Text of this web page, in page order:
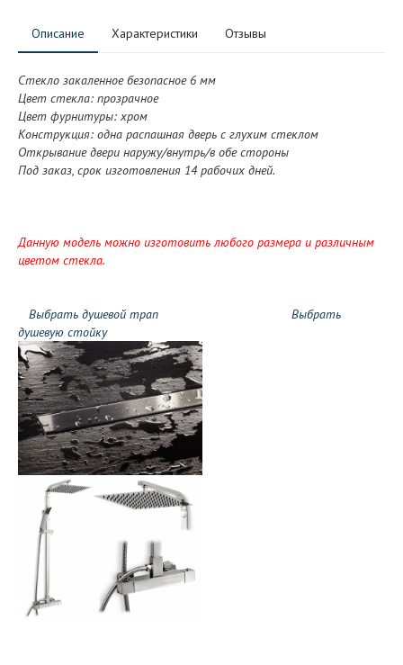
Описание Характеристики Отзывы
Стекло закаленное безопасное 6 мм
Цвет стекла: прозрачное
Цвет фурнитуры: хром
Конструкция: одна распашная дверь с глухим стеклом
Открывание двери наружу/внутрь/в обе стороны
Под заказ, срок изготовления 14 рабочих дней.
Данную модель можно изготовить любого размера и различным
цветом стекла.
Выбрать душевой трап
Выбрать
душевую стойку